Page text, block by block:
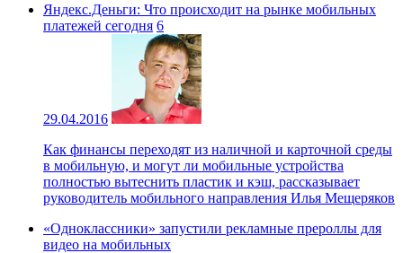
Яндекс.Деньги: Что происходит на рынке мобильных
платежей сегодня 6
29.04.2016
Как финансы переходят из наличной и карточной среды
в мобильную, и могут ли мобильные устройства
полностью вытеснить пластик и кэш, рассказывает
руководитель мобильного направления Илья Мещеряков
«Одноклассники» запустили рекламные прероллы для
видео на мобильных